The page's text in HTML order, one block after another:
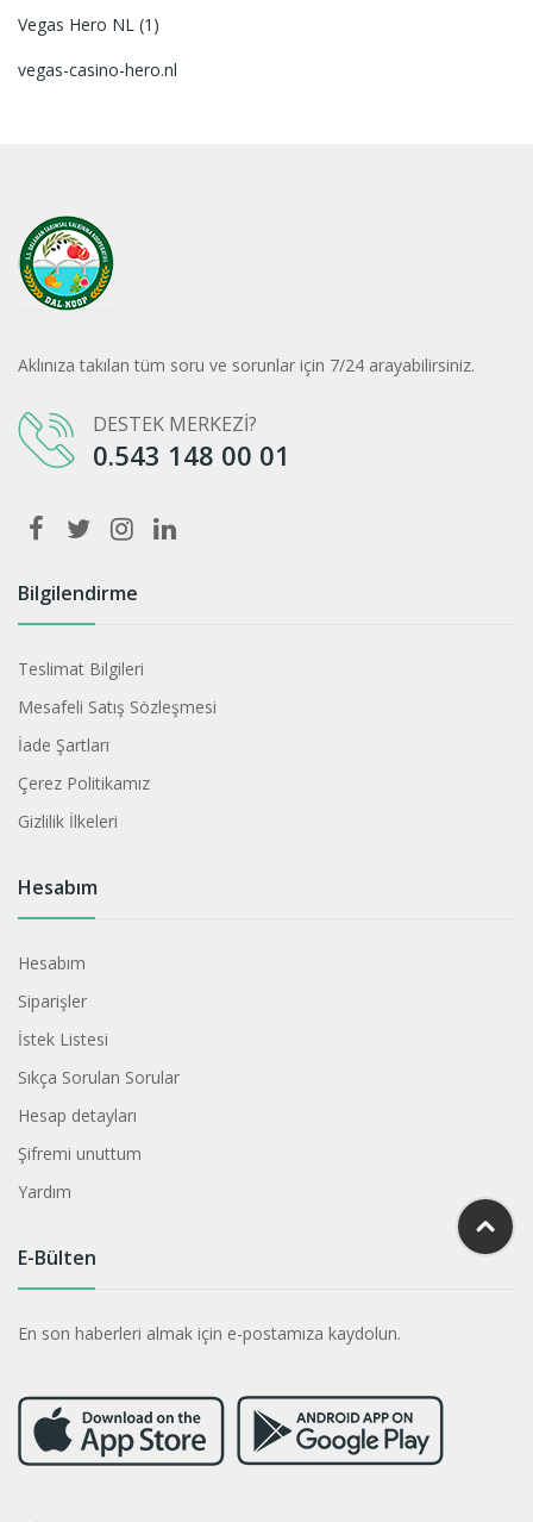
Vegas Hero NL (1)
vegas-casino-hero.nl
Aklınıza takılan tüm soru ve sorunlar için 7/24 arayabilirsiniz.
DESTEK MERKEZİ?
0.543 148 00 01
Bilgilendirme
Teslimat Bilgileri
Mesafeli Satış Sözleşmesi
İade Şartları
Çerez Politikamız
Gizlilik İlkeleri
Hesabım
Hesabım
Siparişler
İstek Listesi
Sıkça Sorulan Sorular
Hesap detayları
Şifremi unuttum
Yardım
E-Bülten
En son haberleri almak için e-postamıza kaydolun.